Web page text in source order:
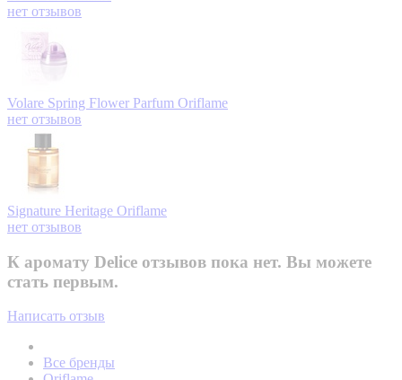
нет отзывов
Volare Spring Flower Parfum Oriflame
нет отзывов
Signature Heritage Oriflame
нет отзывов
К аромату Delice отзывов пока нет. Вы можете
стать первым.
Написать отзыв
Все бренды